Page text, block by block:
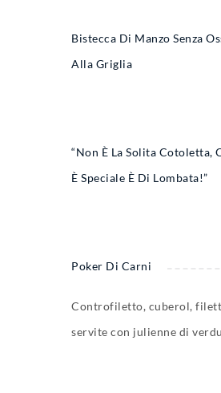
Bistecca Di Manzo Senza
Alla Griglia
“Non È La Solita Cotoletta,
È Speciale È Di Lombata!”
Poker Di Carni
Controfiletto, cuberol,
servite con julienne di